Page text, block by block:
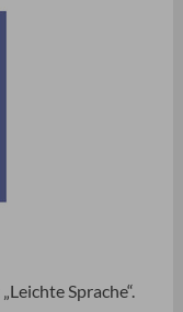
Sprache“.